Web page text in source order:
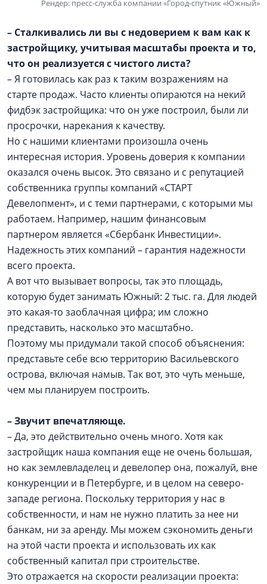
Рендер: пресс-служба компании «Город-спутник «Южный»
– Сталкивались ли вы с недоверием к вам как к
застройщику, учитывая масштабы проекта и то,
что он реализуется с чистого листа?
– Я готовилась как раз к таким возражениям на
старте продаж. Часто клиенты опираются на некий
фидбэк застройщика: что он уже построил, были ли
просрочки, нарекания к качеству.
Но с нашими клиентами произошла очень
интересная история. Уровень доверия к компании
оказался очень высок. Это связано и с репутацией
собственника группы компаний «СТАРТ
Девелопмент», и с теми партнерами, с которыми мы
работаем. Например, нашим финансовым
партнером является «Сбербанк Инвестиции».
Надежность этих компаний – гарантия надежности
всего проекта.
А вот что вызывает вопросы, так это площадь,
которую будет занимать Южный: 2 тыс. га. Для людей
это какая-то заоблачная цифра; им сложно
представить, насколько это масштабно.
Поэтому мы придумали такой способ объяснения:
представьте себе всю территорию Васильевского
острова, включая намыв. Так вот, это чуть меньше,
чем мы планируем построить.
– Звучит впечатляюще.
– Да, это действительно очень много. Хотя как
застройщик наша компания еще не очень большая,
но как землевладелец и девелопер она, пожалуй, вне
конкуренции и в Петербурге, и в целом на северо-
западе региона. Поскольку территория у нас в
собственности, и нам не нужно платить за нее ни
банкам, ни за аренду. Мы можем сэкономить деньги
на этой части проекта и использовать их как
собственный капитал при строительстве.
Это отражается на скорости реализации проекта: